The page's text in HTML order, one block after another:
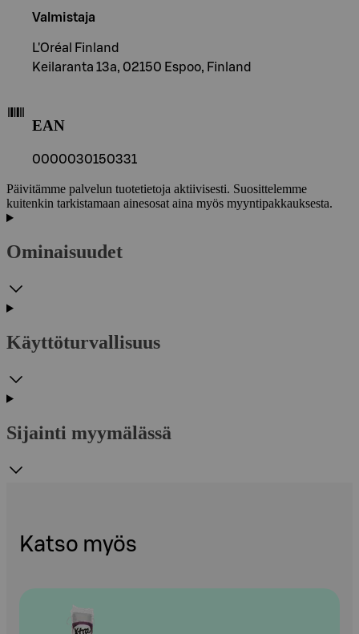
Valmistaja
L'Oréal Finland
Keilaranta 13a, 02150 Espoo, Finland
EAN
0000030150331
Päivitämme palvelun tuotetietoja aktiivisesti. Suosittelemme
kuitenkin tarkistamaan ainesosat aina myös myyntipakkauksesta.
Ominaisuudet
Käyttöturvallisuus
Sijainti myymälässä
Katso myös